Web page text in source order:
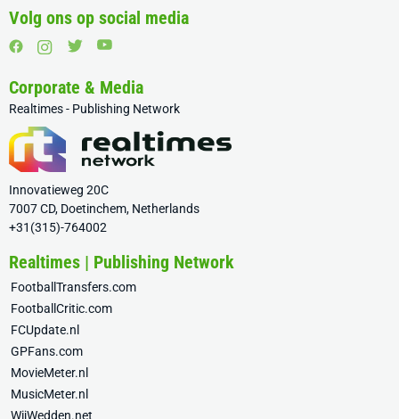
Volg ons op social media
Corporate & Media
Realtimes - Publishing Network
Innovatieweg 20C
7007 CD, Doetinchem, Netherlands
+31(315)-764002
Realtimes | Publishing Network
FootballTransfers.com
FootballCritic.com
FCUpdate.nl
GPFans.com
MovieMeter.nl
MusicMeter.nl
WijWedden.net